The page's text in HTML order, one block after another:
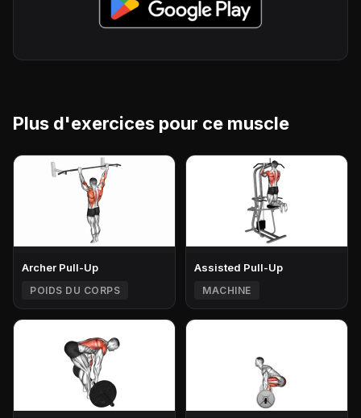
Plus d'exercices pour ce muscle
Archer Pull-Up
POIDS DU CORPS
Assisted Pull-Up
MACHINE